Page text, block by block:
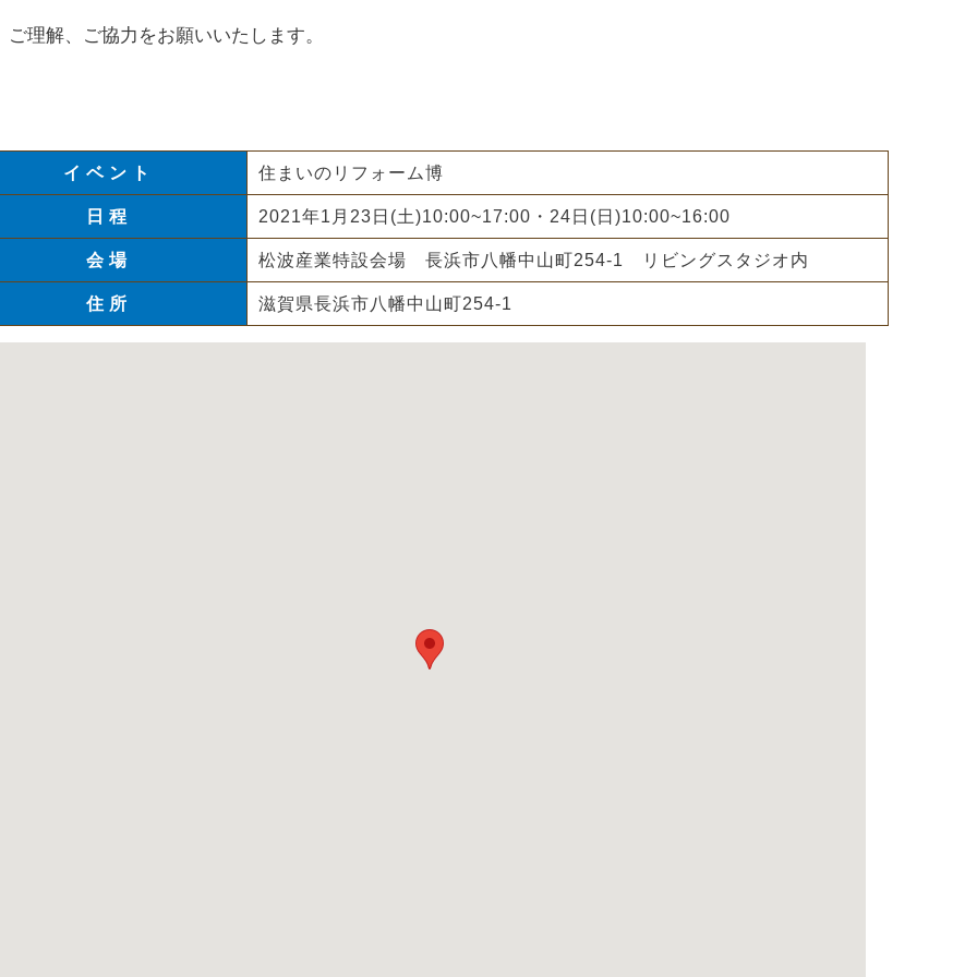
解、ご協力をお願いいたします。
イベント 住まいのリフォーム博
日程 2021年1月23日(土)10:00~17:00・24日(日)10:00~16:00
会場 松波産業特設会場 長浜市八幡中山町254-1 リビングスタジオ内
住所 滋賀県長浜市八幡中山町254-1